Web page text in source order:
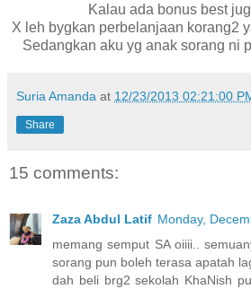
Kalau ada bonus best
X leh bygkan perbelanjaan korang2
Sedangkan aku yg anak sorang ni
Suria Amanda at 12/23/2013 02:21:00
Share
15 comments:
Zaza Abdul Latif Monday,
memang semput SA oiiii..
sorang pun boleh terasa apatah
dah beli brg2 sekolah KhaNish